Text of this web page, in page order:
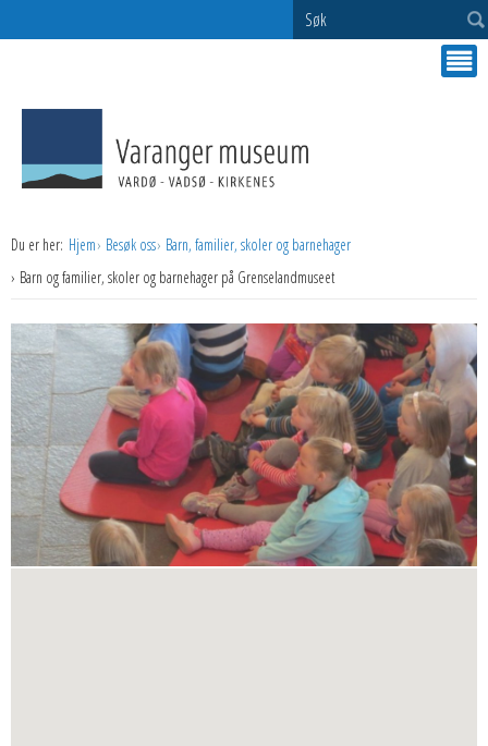
Søk
Du er her: Hjem Besøk oss Barn, familier, skoler og barnehager
Barn og familier, skoler og barnehager på Grenselandmuseet